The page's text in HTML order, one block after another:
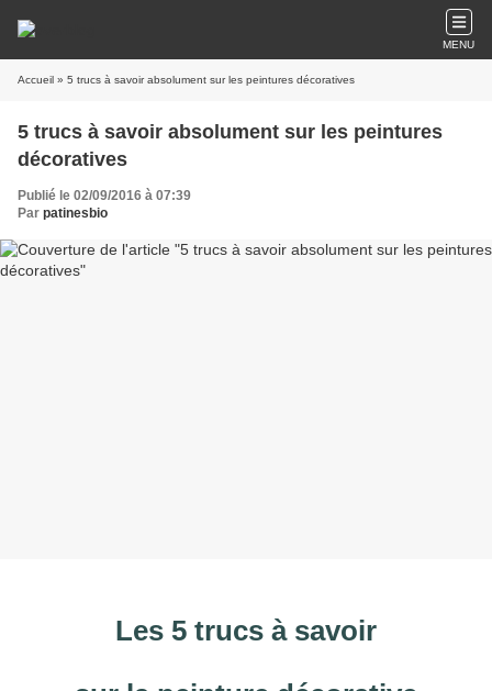
MENU
Accueil » 5 trucs à savoir absolument sur les peintures décoratives
5 trucs à savoir absolument sur les peintures
décoratives
Publié le 02/09/2016 à 07:39
Par patinesbio
Les 5 trucs à savoir